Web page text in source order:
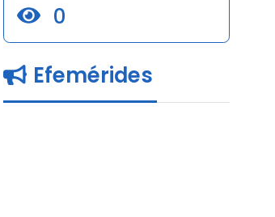
0
Efemérides